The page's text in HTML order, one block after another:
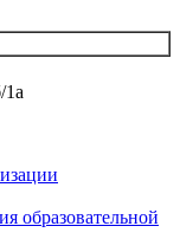
1а
образовательной